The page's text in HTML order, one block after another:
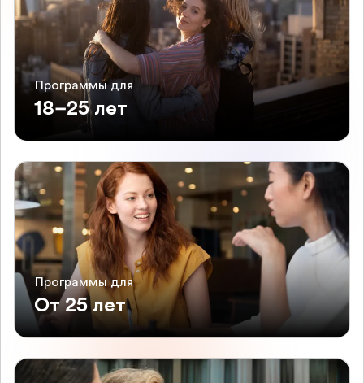
Программы для
18–25 лет
Программы для
От 25 лет